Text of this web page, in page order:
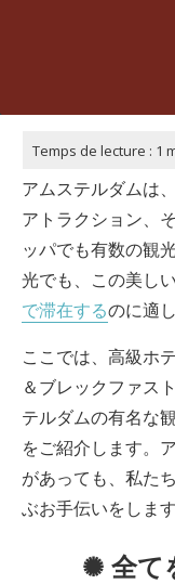
アムステルダムは
アトラクション、
ッパでも有数の観
光でも、この美し
で滞在するのに適
ここでは、高級ホ
＆ブレックファス
テルダムの有名な
をご紹介します。
があっても、私た
ぶお手伝いをします
✺ 全て